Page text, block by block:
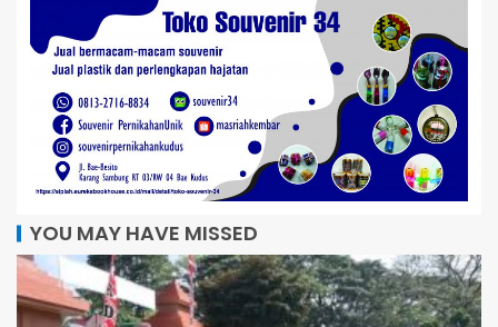
YOU MAY HAVE MISSED